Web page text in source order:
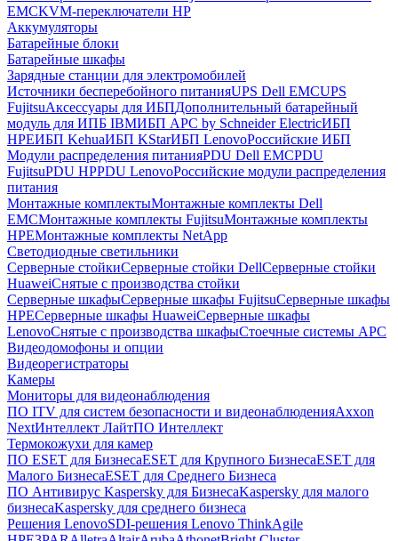
EMCKVM-переключатели HP
Аккумуляторы
Батарейные блоки
Батарейные шкафы
Зарядные станции для электромобилей
Источники бесперебойного питанияUPS Dell EMCUPS
FujitsuАксессуары для ИБПДополнительный батарейный
модуль для ИПБ IBMИБП APC by Schneider ElectricИБП
HPEИБП KehuaИБП KStarИБП LenovoРоссийские ИБП
Модули распределения питанияPDU Dell EMCPDU
FujitsuPDU HPPDU LenovoРоссийские модули распределения
питания
Монтажные комплектыМонтажные комплекты Dell
EMCМонтажные комплекты FujitsuМонтажные комплекты
HPEМонтажные комплекты NetApp
Светодиодные светильники
Серверные стойкиСерверные стойки DellСерверные стойки
HuaweiСнятые с производства стойки
Серверные шкафыСерверные шкафы FujitsuСерверные шкафы
HPEСерверные шкафы HuaweiСерверные шкафы
LenovoСнятые с производства шкафыСтоечные системы APC
Видеодомофоны и опции
Видеорегистраторы
Камеры
Мониторы для видеонаблюдения
ПО ITV для систем безопасности и видеонаблюденияAxxon
NextИнтеллект ЛайтПО Интеллект
Термокожухи для камер
ПО ESET для БизнесаESET для Крупного БизнесаESET для
Малого БизнесаESET для Среднего Бизнеса
ПО Антивирус Kaspersky для БизнесаKaspersky для малого
бизнесаKaspersky для среднего бизнеса
Решения LenovoSDI-решения Lenovo ThinkAgile